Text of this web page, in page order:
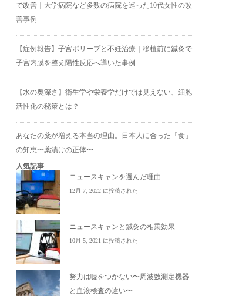
で改善｜大学病院など多数の病院を巡った10代女性の改
善事例
【症例報告】子宮ポリープと不妊治療｜移植前に鍼灸で
子宮内膜を整え陽性反応へ導いた事例
【水の奥深さ】衛生学や栄養学だけでは見えない、細胞
活性化の秘策とは？
あなたの薬が増える本当の理由。日本人に合った「食」
の知恵〜薬漬けの正体〜
人気記事
ニュースキャンを選んだ理由
12月 7, 2022 に投稿された
ニュースキャンと鍼灸の相乗効果
10月 5, 2021 に投稿された
努力は嘘をつかない〜周波数測定機器
と血液検査の違い〜